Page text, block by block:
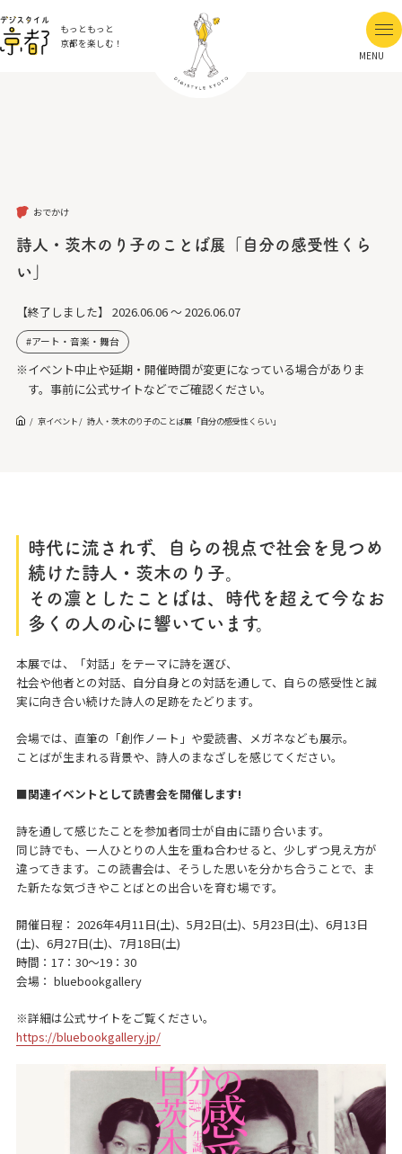
もっともっと
京都を楽しむ！
MENU
おでかけ
詩人・茨木のり子のことば展「自分の感受性くら
い」
【終了しました】 2026.06.06 ～ 2026.06.07
アート・音楽・舞台
※イベント中止や延期・開催時間が変更になっている場合がありま
す。事前に公式サイトなどでご確認ください。
京イベント 詩人・茨木のり子のことば展「自分の感受性くらい」
時代に流されず、自らの視点で社会を見つめ
続けた詩人・茨木のり子。
その凛としたことばは、時代を超えて今なお
多くの人の心に響いています。
本展では、「対話」をテーマに詩を選び、
社会や他者との対話、自分自身との対話を通して、自らの感受性と誠
実に向き合い続けた詩人の足跡をたどります。
会場では、直筆の「創作ノート」や愛読書、メガネなども展示。
ことばが生まれる背景や、詩人のまなざしを感じてください。
■関連イベントとして読書会を開催します!
詩を通して感じたことを参加者同士が自由に語り合います。
同じ詩でも、一人ひとりの人生を重ね合わせると、少しずつ見え方が
違ってきます。この読書会は、そうした思いを分かち合うことで、ま
た新たな気づきやことばとの出合いを育む場です。
開催日程： 2026年4月11日(土)、5月2日(土)、5月23日(土)、6月13日
(土)、6月27日(土)、7月18日(土)
時間：17：30〜19：30
会場： bluebookgallery
※詳細は公式サイトをご覧ください。
https://bluebookgallery.jp/